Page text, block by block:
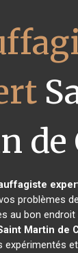
de
problèmes
au bon endroit
Martin de
expérimentés